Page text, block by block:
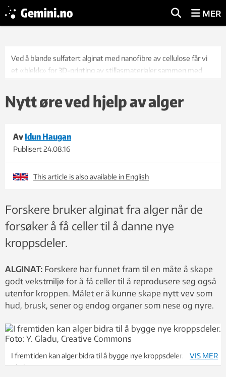
MER
Ved å blande sulfatert alginat med nanofibre av cellulose får vi
et «blekk» for 3D-printing av stillasmaterialer sammen med
Nytt øre ved hjelp av alger
Av Idun Haugan
Publisert24.08.16
This article is also available in English
Forskere bruker alginat fra alger når de
forsøker å få celler til å danne nye
kroppsdeler.
ALGINAT: Forskere har funnet fram til en måte å skape
godt vekstmiljø for å få celler til å reprodusere seg også
utenfor kroppen. Målet er å kunne skape nytt vev som
hud, brusk, sener og endog organer som nese og nyre.
I fremtiden kan alger bidra til å bygge nye kroppsdeler. Foto: Y.
Gladu, Creative Commons
VIS MER